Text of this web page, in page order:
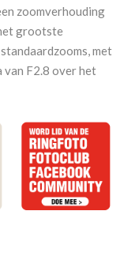
zoomverhouding
grootste
met
van F2.8 over het